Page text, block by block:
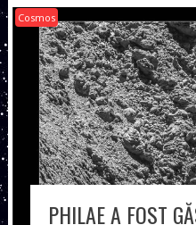
Cosmos
PHILAE A FOST